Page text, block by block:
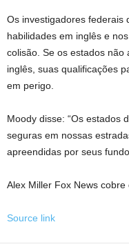
Os investigadores federais
habilidades em inglês e
colisão. Se os estados não
inglês, suas qualificações
em perigo.
Moody disse: “Os estados
seguras em nossas
apreendidas por seus
Alex Miller Fox News cobre
Source link